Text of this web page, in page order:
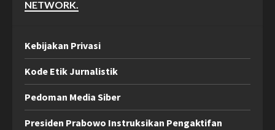
NETWORK.
Kebijakan Privasi
Kode Etik Jurnalistik
Pedoman Media Siber
Presiden Prabowo Instruksikan Pengaktifan